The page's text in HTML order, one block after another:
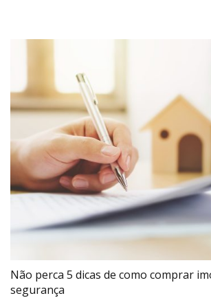
Não perca 5 dicas de como comprar
segurança